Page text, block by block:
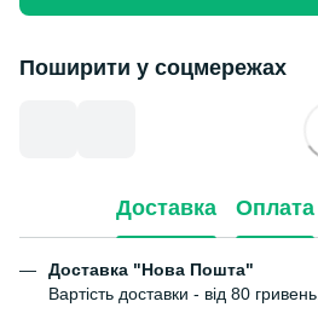
Поширити у соцмережах
Доставка Оплата
Доставка "Нова Пошта"
Вартість доставки - від 80 гривень.